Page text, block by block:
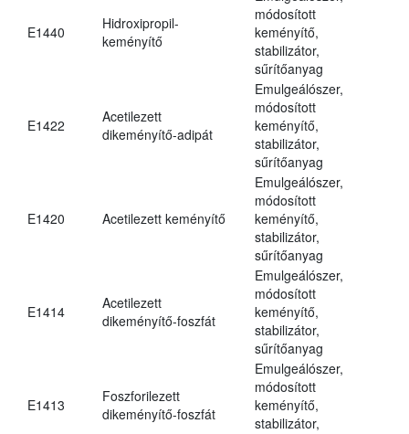
E1440
Hidroxipropil-
keményítő
módosított
keményítő,
stabilizátor,
sűrítőanyag
E1422
Acetilezett
dikeményítő-adipát
Emulgeálószer,
módosított
keményítő,
stabilizátor,
sűrítőanyag
E1420 Acetilezett keményítő
Emulgeálószer,
módosított
keményítő,
stabilizátor,
sűrítőanyag
E1414
Acetilezett
dikeményítő-foszfát
Emulgeálószer,
módosított
keményítő,
stabilizátor,
sűrítőanyag
E1413
Foszforilezett
dikeményítő-foszfát
Emulgeálószer,
módosított
keményítő,
stabilizátor,